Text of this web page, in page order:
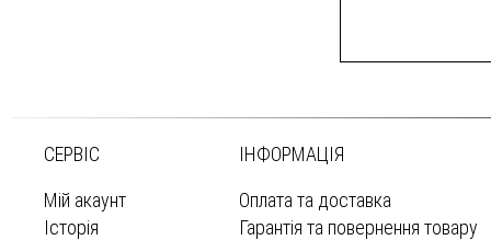
СЕРВІС
Мій акаунт
Історія
ІНФОРМАЦІЯ
Оплата та доставка
Гарантія та повернення товару